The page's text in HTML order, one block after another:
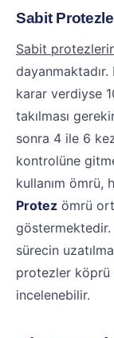
Sabit
Sabit
dayanmaktadır.
karar verdiyse
takılması
sonra 4 ile 6
kontrolüne
kullanım ömrü,
Protez ömrü
sürecin
protezler köprü
incelenebilir.